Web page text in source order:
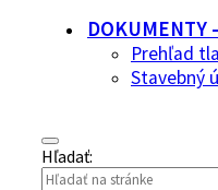
DOKUMENTY
Prehľad
Stavebný
Hľadať: